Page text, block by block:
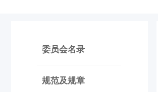
委员会名录
规范及规章